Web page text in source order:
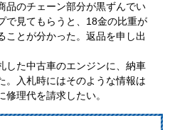
品のチェーン部分が黒ずんでい
で見てもらうと、18金の比重が
ことが分かった。返品を申し出
した中古車のエンジンに、納車
。入札時にはそのような情報は
理代を請求したい。